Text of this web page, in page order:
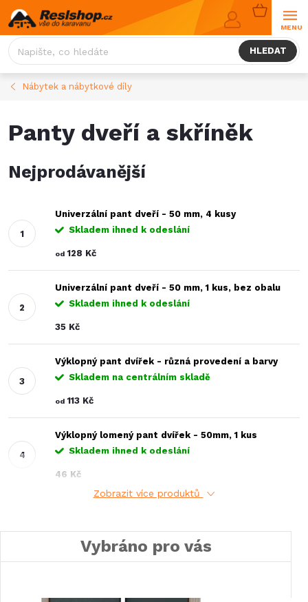
Přejít
na
obsah
HLEDAT
NÁKUPNÍ
KOŠÍK
Nábytek a nábytkové díly
Panty dveří a skříněk
Nejprodávanější
Univerzální pant dveří - 50 mm, 4 kusy
Skladem ihned k odeslání
od 128 Kč
Univerzální pant dveří - 50 mm, 1 kus, bez obalu
Skladem ihned k odeslání
35 Kč
Výklopný pant dvířek - různá provedení a barvy
Skladem na centrálním skladě
od 113 Kč
Výklopný lomený pant dvířek - 50mm, 1 kus
Skladem ihned k odeslání
46 Kč
Zobrazit více produktů
Vybráno pro vás